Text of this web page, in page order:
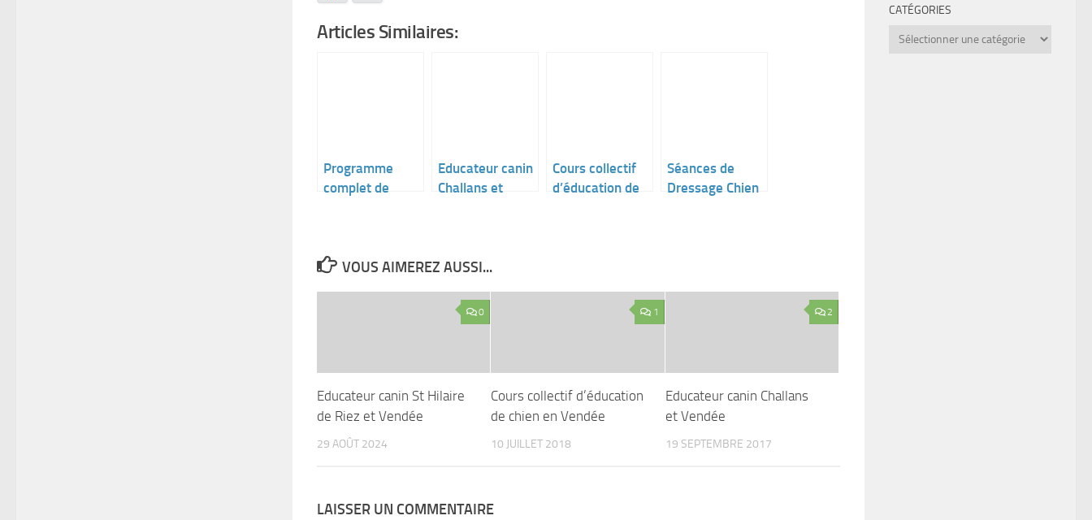
Articles Similaires:
Programme
complet de
Educateur canin
Challans et
Cours collectif
d’éducation de
Séances de
Dressage Chien
VOUS AIMEREZ AUSSI...
0
Educateur canin St Hilaire
de Riez et Vendée
29 AOÛT 2024
1
Cours collectif d’éducation
de chien en Vendée
10 JUILLET 2018
2
Educateur canin Challans
et Vendée
19 SEPTEMBRE 2017
LAISSER UN COMMENTAIRE
CATÉGORIES
Catégories